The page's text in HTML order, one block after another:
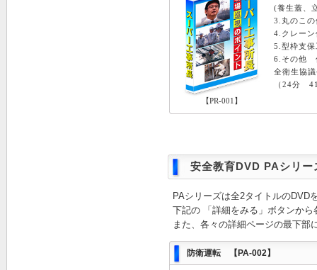
【PR-001】
(養生蓋、
3.丸のこ
4.クレー
5.型枠支
6.その他
全衛生協
（24分
安全教育DVD PAシリー
PAシリーズは全2タイトルのDVD
下記の 「詳細をみる」ボタンか
また、各々の詳細ページの最下部
防衛運転 【PA-002】